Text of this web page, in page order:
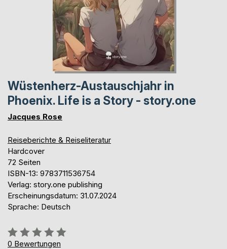
Wüstenherz-Austauschjahr in
Phoenix. Life is a Story - story.one
Jacques Rose
Reiseberichte & Reiseliteratur
Hardcover
72 Seiten
ISBN-13: 9783711536754
Verlag: story.one publishing
Erscheinungsdatum: 31.07.2024
Sprache: Deutsch
Bewertung::
0%
0 Bewertungen